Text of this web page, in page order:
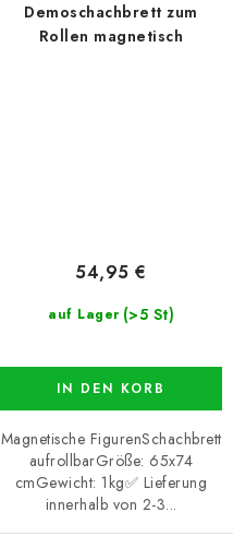
Demoschachbrett zum
Rollen magnetisch
auf Lager (>5 St)
54,95 €
IN DEN KORB
Magnetische FigurenSchachbrett
aufrollbarGröße: 65x74
cmGewicht: 1kg✅ Lieferung
innerhalb von 2-3...